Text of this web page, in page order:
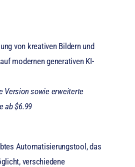
von kreativen Bildern und
modernen generativen KI-
Version sowie erweiterte
ab $6.99
Automatisierungstool, das
verschiedene